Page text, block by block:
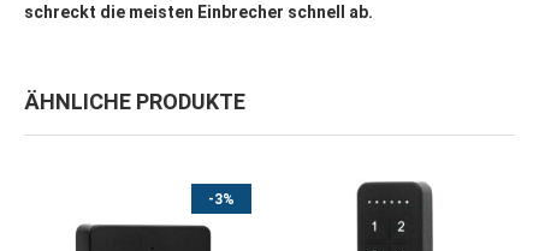
schreckt die meisten Einbrecher schnell ab.
ÄHNLICHE PRODUKTE
-3%